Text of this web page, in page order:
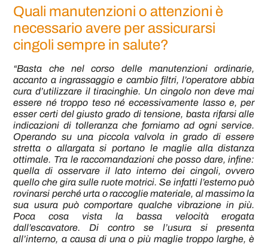
Quali manutenzioni o attenzioni è
necessario avere per assicurarsi
cingoli sempre in salute?
“Basta che nel corso delle manutenzioni ordinarie,
accanto a ingrassaggio e cambio filtri, l’operatore abbia
cura d’utilizzare il tiracinghie. Un cingolo non deve mai
essere né troppo teso né eccessivamente lasso e, per
esser certi del giusto grado di tensione, basta rifarsi alle
indicazioni di tolleranza che forniamo ad ogni service.
Operando su una piccola valvola in grado di essere
stretta o allargata si portano le maglie alla distanza
ottimale. Tra le raccomandazioni che posso dare, infine:
quella di osservare il lato interno dei cingoli, ovvero
quello che gira sulle ruote motrici. Se infatti l’esterno può
rovinarsi perché urta o raccoglie materiale, al massimo la
sua usura può comportare qualche vibrazione in più.
Poca cosa vista la bassa velocità erogata
dall’escavatore. Di contro se l’usura si presenta
all’interno, a causa di una o più maglie troppo larghe, è